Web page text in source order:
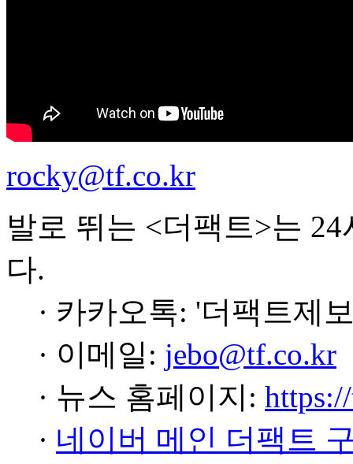
rocky@tf.co.kr
발로 뛰는 <더팩트>는
다.
· 카카오톡: '더팩트제
· 이메일: jebo@tf.co.kr
· 뉴스 홈페이지:
· 네이버 메인 더팩트